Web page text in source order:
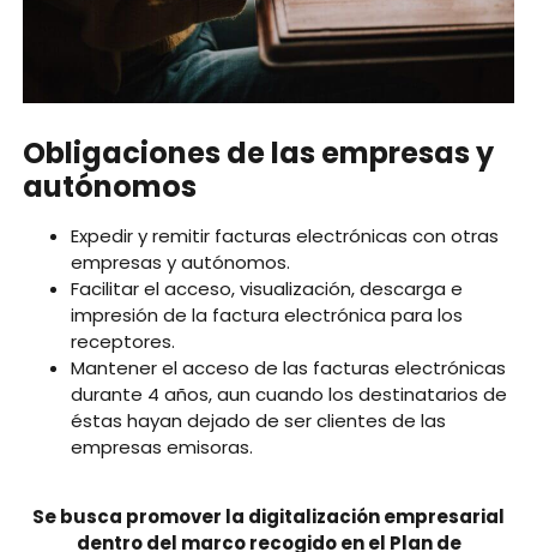
Obligaciones de las empresas y
autónomos
Expedir y remitir facturas electrónicas con otras
empresas y autónomos.
Facilitar el acceso, visualización, descarga e
impresión de la factura electrónica para los
receptores.
Mantener el acceso de las facturas electrónicas
durante 4 años, aun cuando los destinatarios de
éstas hayan dejado de ser clientes de las
empresas emisoras.
Se busca promover la digitalización empresarial
dentro del marco recogido en el Plan de